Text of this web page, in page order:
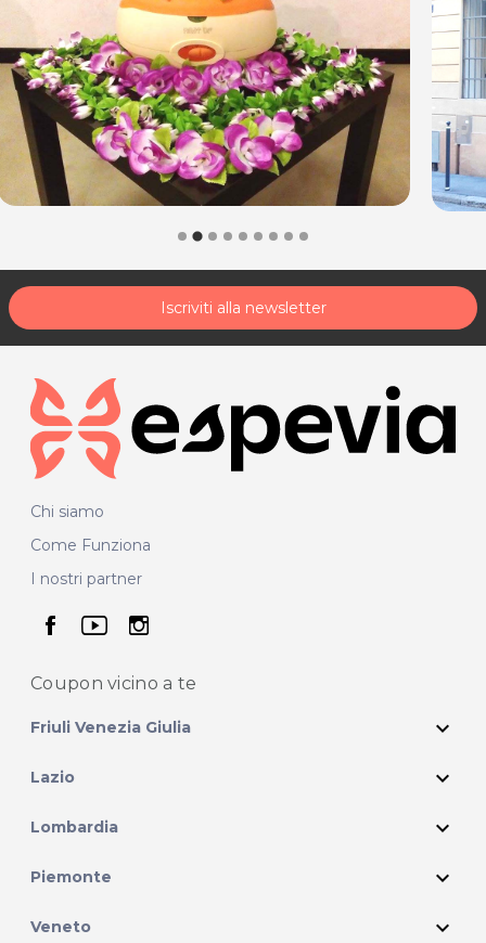
Iscriviti alla newsletter
Chi siamo
Come Funziona
I nostri partner
seguici su facebook
seguici su youtube
seguici su instagram
Coupon vicino a te
Friuli Venezia Giulia expand_more
Lazio expand_more
Lombardia expand_more
Piemonte expand_more
Veneto expand_more